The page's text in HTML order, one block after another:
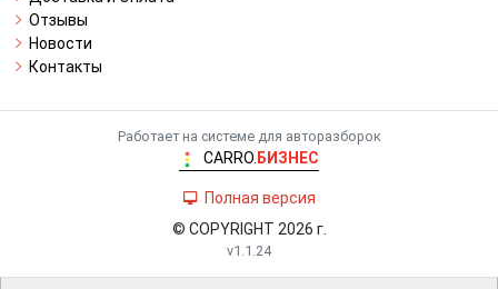
Отзывы
Новости
Контакты
Работает на системе для авторазборок
CARRO. БИЗНЕС
Полная версия
© COPYRIGHT 2026 г.
v1.1.24